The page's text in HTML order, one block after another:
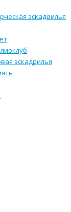
эскадрилья
эскадрилья